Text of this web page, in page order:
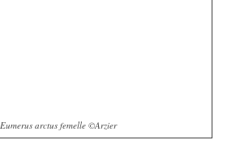
Eumerus arctus femelle ©Arzier